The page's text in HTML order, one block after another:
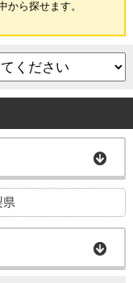
から探せます。
県